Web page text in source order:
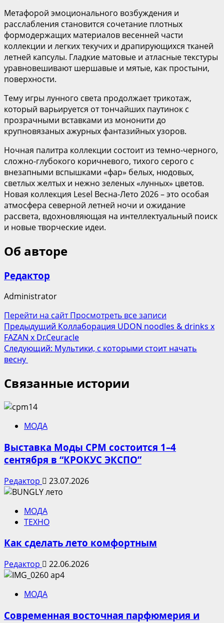
Метафорой эмоционального возбуждения и
расслабления становится сочетание плотных
формодержащих материалов весенней части
коллекции и легких текучих и драпирующихся тканей
летней капсулы. Гладкие матовые и атласные текстуры
уравновешивают шершавые и мятые, как простыни,
поверхности.
Тему игры лунного света продолжает трикотаж,
который варьируется от тончайших паутинок с
прозрачными вставками из мононити до
крупновязаных ажурных фантазийных узоров.
Ночная палитра коллекции состоит из темно-черного,
сложно-глубокого коричневого, тихого серого с
внезапными вспышками «фар» белых, нюдовых,
светлых желтых и нежно зеленых «лунных» цветов.
Новая коллекция Lesel Весна-Лето 2026 – это особая
атмосфера северной летней ночи и ожидание
рассвета, вдохновляющая на интеллектуальный поиск
и новые творческие идеи.
Об авторе
Редактор
Administrator
Перейти на сайтПросмотреть все записи
Навигация
записи
Предыдущий Коллаборация UDON noodles & drinks x
FAZAN x Dr.Ceuracle
Следующий: Мультики, с которыми стоит начать
весну
Связанные истории
МОДА
Выставка Моды CPM состоится 1–4
сентября в “КРОКУС ЭКСПО”
Редактор 23.07.2026
МОДА
ТЕХНО
Как сделать лето комфортным
Редактор 22.06.2026
МОДА
Современная восточная парфюмерия и